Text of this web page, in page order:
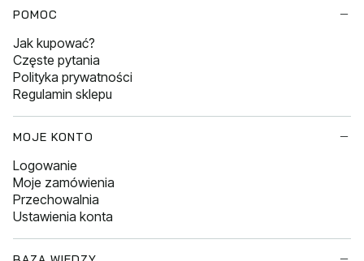
POMOC
Jak kupować?
Częste pytania
Polityka prywatności
Regulamin sklepu
MOJE KONTO
Logowanie
Moje zamówienia
Przechowalnia
Ustawienia konta